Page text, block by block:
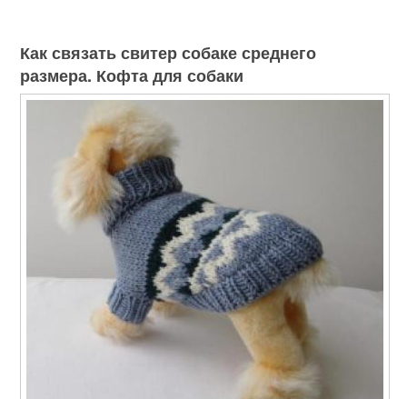
Как связать свитер собаке среднего
размера. Кофта для собаки